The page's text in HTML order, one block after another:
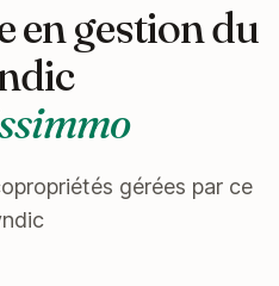
en gestion du
gérées par ce